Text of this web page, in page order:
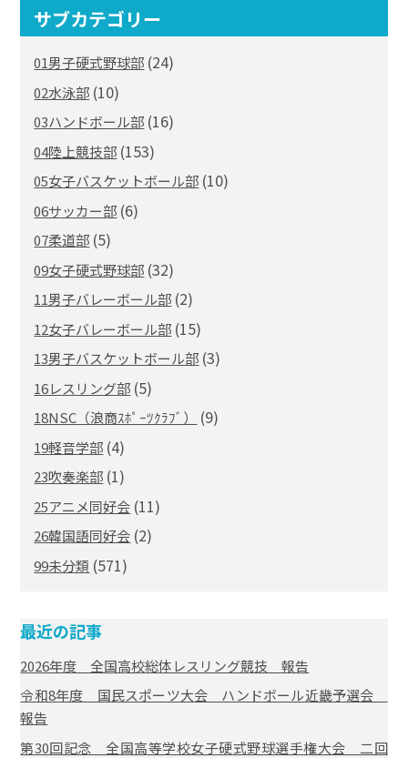
サブカテゴリー
01男子硬式野球部 (24)
02水泳部 (10)
03ハンドボール部 (16)
04陸上競技部 (153)
05女子バスケットボール部 (10)
06サッカー部 (6)
07柔道部 (5)
09女子硬式野球部 (32)
11男子バレーボール部 (2)
12女子バレーボール部 (15)
13男子バスケットボール部 (3)
16レスリング部 (5)
18NSC（浪商ｽﾎﾟｰﾂｸﾗﾌﾞ） (9)
19軽音学部 (4)
23吹奏楽部 (1)
25アニメ同好会 (11)
26韓国語同好会 (2)
99未分類 (571)
最近の記事
2026年度 全国高校総体レスリング競技 報告
令和8年度 国民スポーツ大会 ハンドボール近畿予選会
報告
第30回記念 全国高等学校女子硬式野球選手権大会 二回